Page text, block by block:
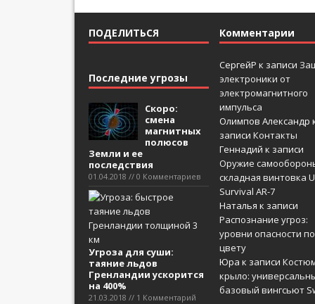
ПОДЕЛИТЬСЯ
Последние угрозы
Скоро:
смена
магнитных
полюсов
Земли и ее
последствия
01.04.2018 // 0 Комментариев
Угроза для суши:
таяние льдов
Гренландии ускорится
на 400%
21.03.2018 // 1 Комментарий
Комментарии
СергейР к записи
электроники от
электромагнитного
импульса
Олимпов Александр
записи Контакты
Геннадий к записи
Оружие
складная винтовка
Survival AR-7
Наталья к записи
Распознание угроз:
уровни опасности по
цвету
Юра к записи
крыло:
базовый вингсьют